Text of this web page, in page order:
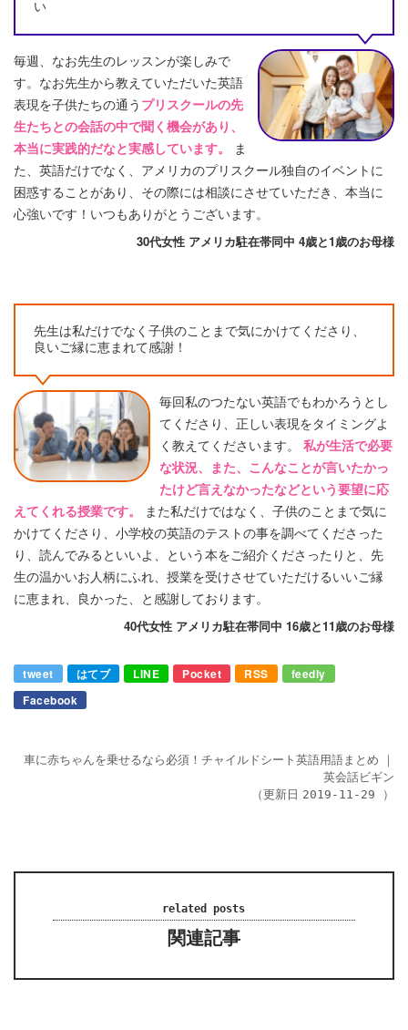
い
毎週、なお先生のレッスンが楽しみで
す。なお先生から教えていただいた英語
表現を子供たちの通う プリスクールの先
生たちとの会話の中で聞く機会があり、
本当に実践的だなと実感しています。
ま
た、英語だけでなく、アメリカのプリスクール独自のイベントに
困惑することがあり、その際には相談にさせていただき、本当に
心強いです！いつもありがとうございます。
30代女性 アメリカ駐在帯同中 4歳と1歳のお母様
先生は私だけでなく子供のことまで気にかけてくださり、
良いご縁に恵まれて感謝！
毎回私のつたない英語でもわかろうとし
てくださり、正しい表現をタイミングよ
く教えてくださいます。 私が生活で必要
な状況、また、こんなことが言いたかっ
たけど言えなかったなどという要望に応
えてくれる授業です。
また私だけではなく、子供のことまで気に
かけてくださり、小学校の英語のテストの事を調べてくださった
り、読んでみるといいよ、という本をご紹介くださったりと、先
生の温かいお人柄にふれ、授業を受けさせていただけるいいご縁
に恵まれ、良かった、と感謝しております。
40代女性 アメリカ駐在帯同中 16歳と11歳のお母様
tweet はてブ LINE Pocket RSS
feedly
Facebook
車に赤ちゃんを乗せるなら必須！チャイルドシート英語用語まとめ ｜
英会話ビギン
（更新日 2019-11-29 ）
related posts
関連記事